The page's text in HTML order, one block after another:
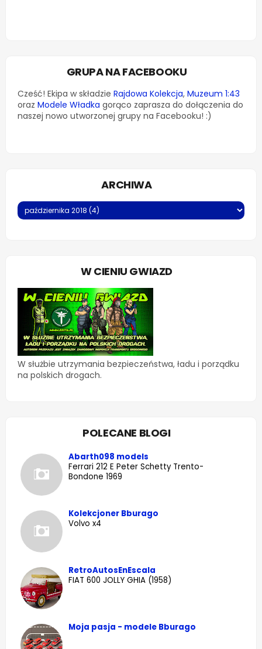
GRUPA NA FACEBOOKU
Cześć! Ekipa w składzie Rajdowa Kolekcja, Muzeum 1:43
oraz Modele Władka gorąco zaprasza do dołączenia do
naszej nowo utworzonej grupy na Facebooku! :)
ARCHIWA
W CIENIU GWIAZD
W służbie utrzymania bezpieczeństwa, ładu i porządku
na polskich drogach.
POLECANE BLOGI
Abarth098 models
Ferrari 212 E Peter Schetty Trento-
Bondone 1969
Kolekcjoner Bburago
Volvo x4
RetroAutosEnEscala
FIAT 600 JOLLY GHIA (1958)
Moja pasja - modele Bburago